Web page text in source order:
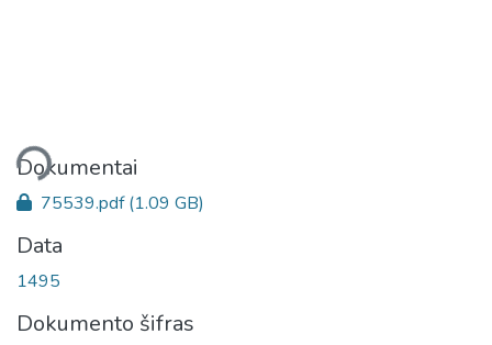
Dokumentai
75539.pdf(1.09 GB)
Data
1495
Dokumento šifras